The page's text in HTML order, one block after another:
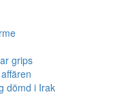
grips
dömd i Irak